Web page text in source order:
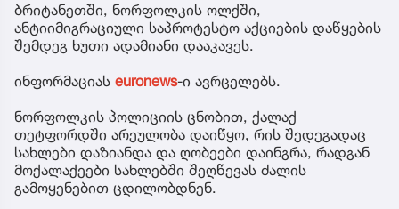
ბრიტანეთში, ნორფოლკის ოლქში,
ანტიიმიგრაციული საპროტესტო აქციების დაწყების
შემდეგ ხუთი ადამიანი დააკავეს.
ინფორმაციას euronews-ი ავრცელებს.
ნორფოლკის პოლიციის ცნობით, ქალაქ
თეტფორდში არეულობა დაიწყო, რის შედეგადაც
სახლები დაზიანდა და ღობეები დაინგრა, რადგან
მოქალაქეები სახლებში შეღწევას ძალის
გამოყენებით ცდილობდნენ.